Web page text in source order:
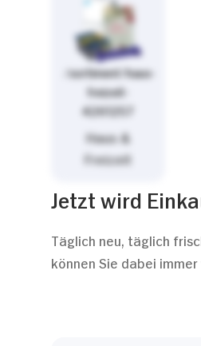
/sortiment/haus-
freizeit-
4261257
Haus &
Freizeit
Jetzt wird
Täglich neu, täglich
können Sie dabei